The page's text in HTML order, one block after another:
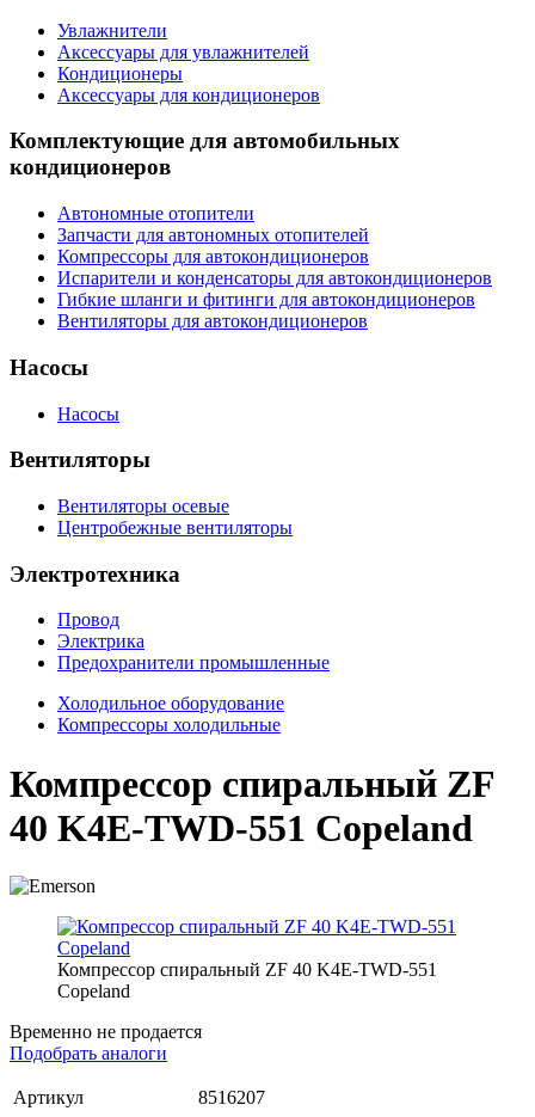
Увлажнители
Аксессуары для увлажнителей
Кондиционеры
Аксессуары для кондиционеров
Комплектующие для автомобильных
кондиционеров
Автономные отопители
Запчасти для автономных отопителей
Компрессоры для автокондиционеров
Испарители и конденсаторы для автокондиционеров
Гибкие шланги и фитинги для автокондиционеров
Вентиляторы для автокондиционеров
Насосы
Насосы
Вентиляторы
Вентиляторы осевые
Центробежные вентиляторы
Электротехника
Провод
Электрика
Предохранители промышленные
Холодильное оборудование
Компрессоры холодильные
Компрессор спиральный ZF
40 K4E-TWD-551 Copeland
Компрессор спиральный ZF 40 K4E-TWD-551
Copeland
Временно не продается
Подобрать аналоги
Артикул
8516207